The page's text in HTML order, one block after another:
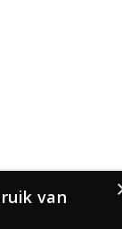
van